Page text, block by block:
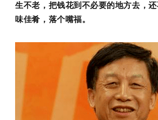
生不老，把钱花到不必要的地方去，
味佳肴，落个嘴福。